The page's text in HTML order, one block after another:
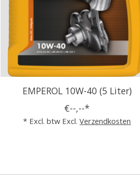
EMPEROL 10W-40 (5 Liter)
€--,--*
* Excl. btw Excl.Verzendkosten